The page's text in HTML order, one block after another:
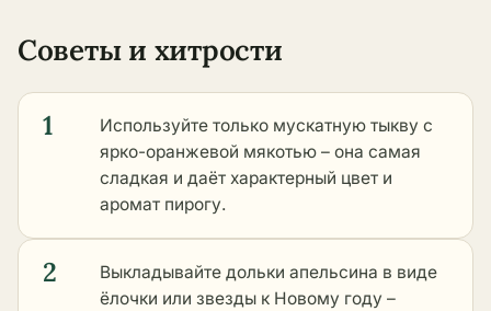
Советы и хитрости
1
Используйте только мускатную тыкву с
ярко-оранжевой мякотью – она самая
сладкая и даёт характерный цвет и
аромат пирогу.
2
Выкладывайте дольки апельсина в виде
ёлочки или звезды к Новому году –